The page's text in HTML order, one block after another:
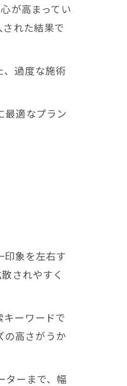
が高まってい
れた結果で
、過度な施術
最適なプラン
印象を左右す
されやすく
ーワードで
の高さがうか
ターまで、幅